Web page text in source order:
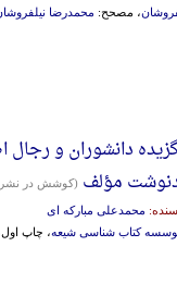
، مصحح: محمدرضا
دانشوران و رجال
مؤلف (کوشش در
محمدعلی مبارکه ای
کتاب شناسی شیعه، چاپ اول،